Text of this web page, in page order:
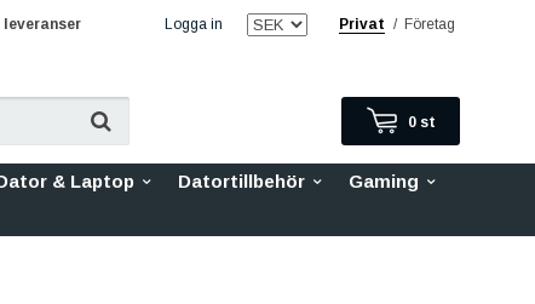
Logga in Privat / Företag
leveranser
0 st
& Laptop Datortillbehör
Gaming